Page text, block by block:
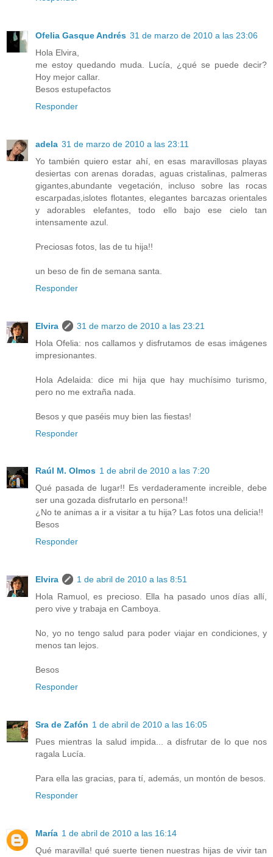
Ofelia Gasque Andrés 31 de marzo de 2010 a las 23:06
Hola Elvira,
me estoy quedando muda. Lucía, ¿qué se puede decir?
Hoy mejor callar.
Besos estupefactos
Responder
adela 31 de marzo de 2010 a las 23:11
Yo también quiero estar ahí, en esas maravillosas playas
desiertas con arenas doradas, aguas cristalinas, palmeras
gigantes,abundante vegetación, incluso sobre las rocas
escarpadas,islotes flotantes, elegantes barcazas orientales
y adorables elefantes, todo ello bajo ese cielo tan
intensamente azul.
Preciosas fotos, las de tu hija!!
un beso de fin de semana santa.
Responder
Elvira
31 de marzo de 2010 a las 23:21
Hola Ofelia: nos callamos y disfrutamos de esas imágenes
impresionantes.
Hola Adelaida: dice mi hija que hay muchísimo turismo,
pero no me extraña nada.
Besos y que paséis muy bien las fiestas!
Responder
Raúl M. Olmos 1 de abril de 2010 a las 7:20
Qué pasada de lugar!! Es verdaderamente increible, debe
ser una gozada disfrutarlo en persona!!
¿No te animas a ir a visitar a tu hija? Las fotos una delicia!!
Besos
Responder
Elvira
1 de abril de 2010 a las 8:51
Hola Ramuol, es precioso. Ella ha pasado unos días allí,
pero vive y trabaja en Camboya.
No, yo no tengo salud para poder viajar en condiciones, y
menos tan lejos.
Besos
Responder
Sra de Zafón 1 de abril de 2010 a las 16:05
Pues mientras la salud impida... a disfrutar de lo que nos
ragala Lucía.
Para ella las gracias, para tí, además, un montón de besos.
Responder
María 1 de abril de 2010 a las 16:14
Qué maravilla! qué suerte tienen nuestras hijas de vivir tan